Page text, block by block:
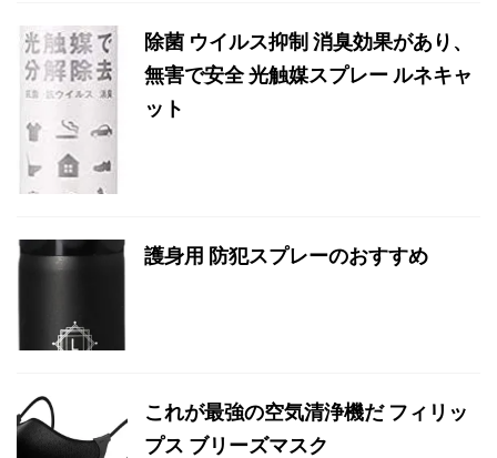
除菌 ウイルス抑制 消臭効果があり、
無害で安全 光触媒スプレー ルネキャ
ット
護身用 防犯スプレーのおすすめ
これが最強の空気清浄機だ フィリッ
プス ブリーズマスク